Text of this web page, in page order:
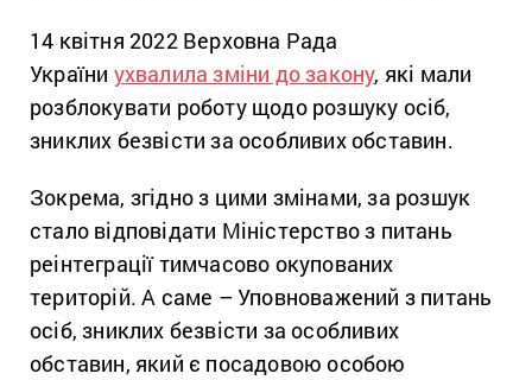
14 квітня 2022 Верховна Рада
України ухвалила зміни до закону, які мали
розблокувати роботу щодо розшуку осіб,
зниклих безвісти за особливих обставин.
Зокрема, згідно з цими змінами, за розшук
стало відповідати Міністерство з питань
реінтеграції тимчасово окупованих
територій. А саме – Уповноважений з питань
осіб, зниклих безвісти за особливих
обставин, який є посадовою особою